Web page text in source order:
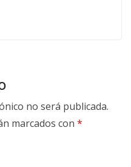
no será publicada.
marcados con *